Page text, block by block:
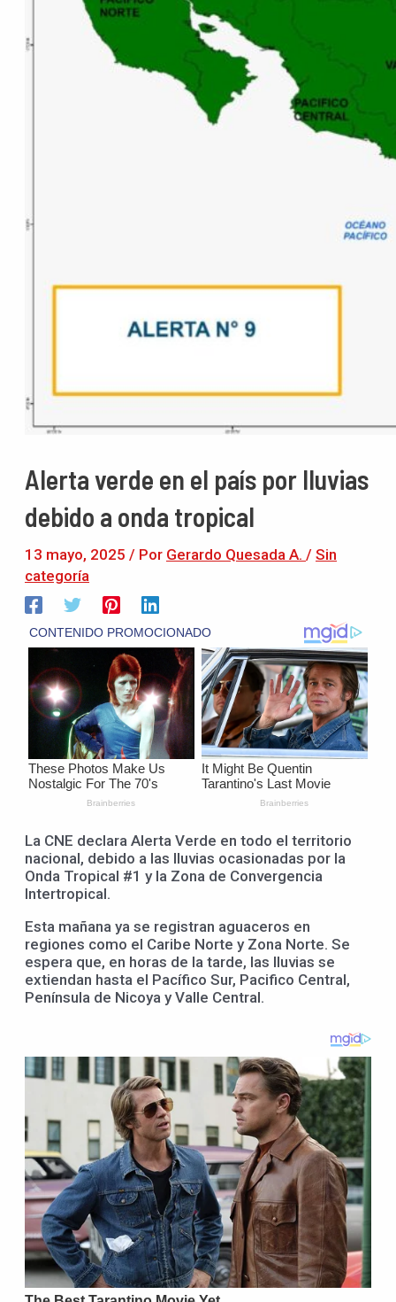
Alerta verde en el país por lluvias
debido a onda tropical
13 mayo, 2025 / Por Gerardo Quesada A. / Sin
categoría
La CNE declara Alerta Verde en todo el territorio
nacional, debido a las lluvias ocasionadas por la
Onda Tropical #1 y la Zona de Convergencia
Intertropical.
Esta mañana ya se registran aguaceros en
regiones como el Caribe Norte y Zona Norte. Se
espera que, en horas de la tarde, las lluvias se
extiendan hasta el Pacífico Sur, Pacifico Central,
Península de Nicoya y Valle Central.